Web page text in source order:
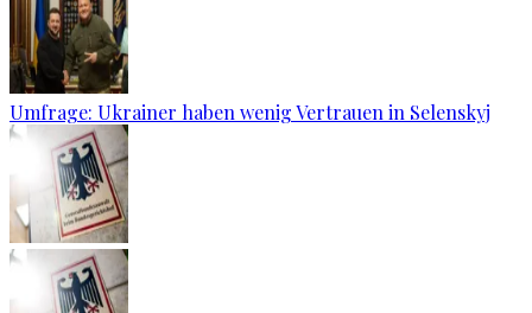
Umfrage: Ukrainer haben wenig Vertrauen in Selenskyj